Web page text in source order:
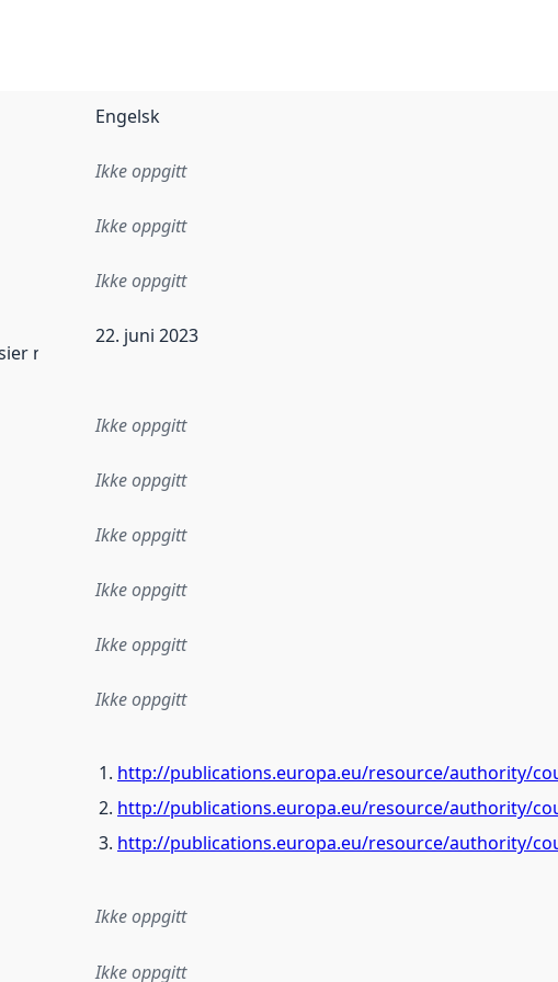
Engelsk
Ikke oppgitt
Ikke oppgitt
Ikke oppgitt
når dataene i dette datasettet første gang ble utgitt. Det kan
22. juni 2023
Ikke oppgitt
Ikke oppgitt
Ikke oppgitt
Ikke oppgitt
Ikke oppgitt
Ikke oppgitt
http://publications.europa.eu/resource/authority/
http://publications.europa.eu/resource/authority/
http://publications.europa.eu/resource/authority/
Ikke oppgitt
Ikke oppgitt